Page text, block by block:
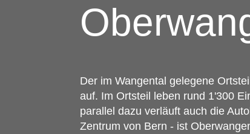
Der im Wangental gelegene
auf. Im Ortsteil leben rund 1'300
parallel dazu verläuft auch die
Zentrum von Bern - ist